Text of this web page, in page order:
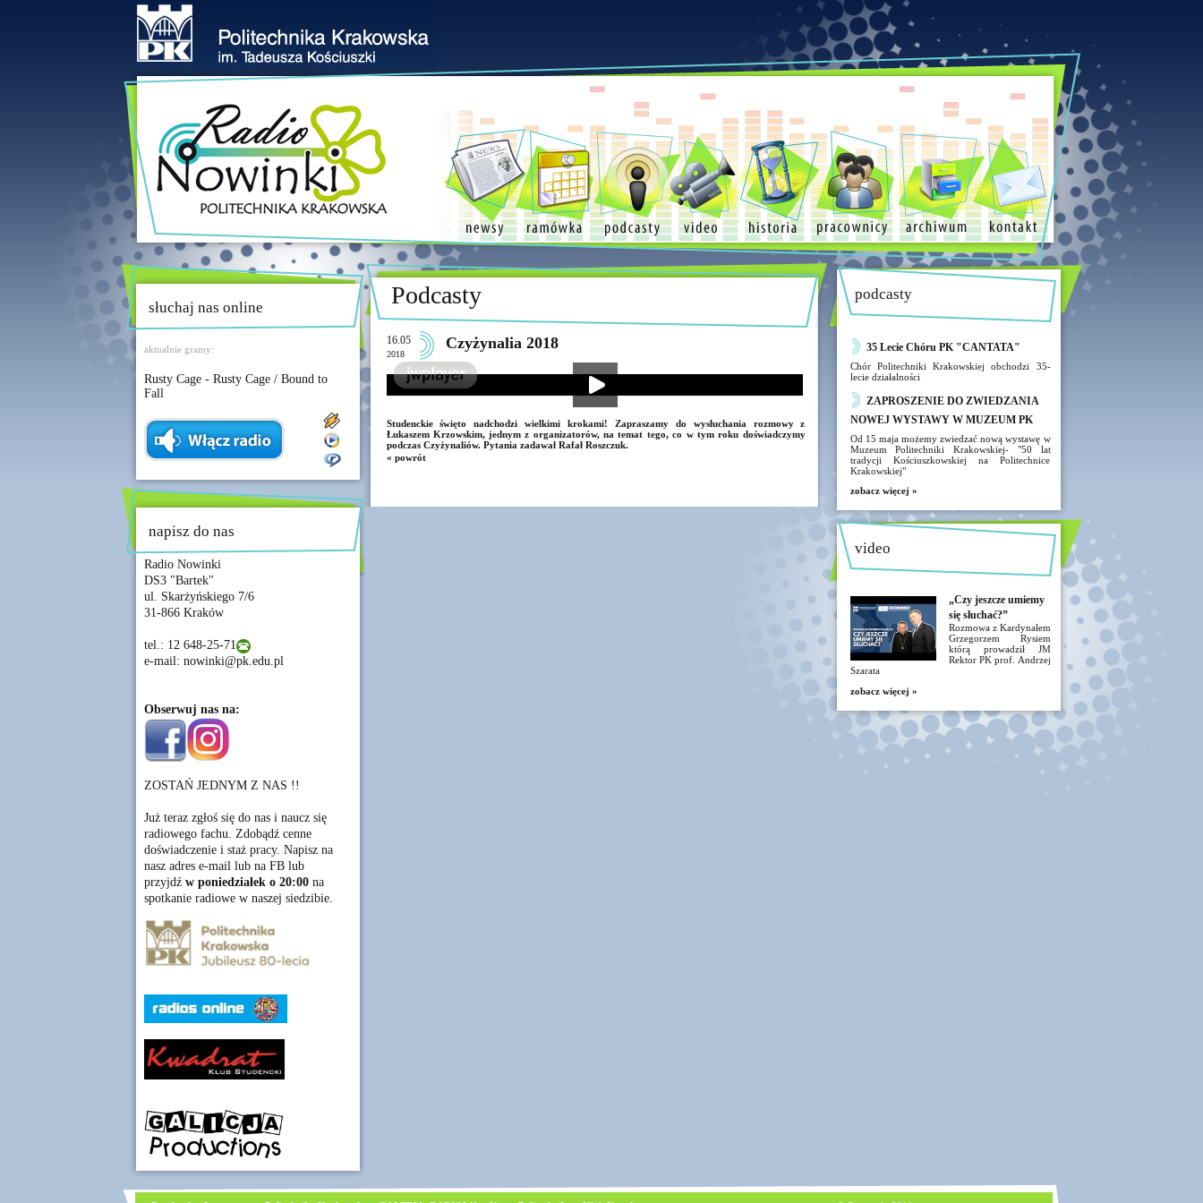
słuchaj nas online
aktualnie gramy:
Rusty Cage - Rusty Cage / Bound to
Fall
napisz do nas
Radio Nowinki
DS3 "Bartek"
ul. Skarżyńskiego 7/6
31-866 Kraków
tel.: 12 648-25-71
e-mail: nowinki@pk.edu.pl
Obserwuj nas na:
ZOSTAŃ JEDNYM Z NAS !!
Już teraz zgłoś się do nas i naucz się
radiowego fachu. Zdobądź cenne
doświadczenie i staż pracy. Napisz na
nasz adres e-mail lub na FB lub
przyjdź w poniedziałek o 20:00na
spotkanie radiowe w naszej siedzibie.
Podcasty
16.05
2018
Czyżynalia 2018
Studenckie święto nadchodzi wielkimi krokami! Zapraszamy do wysłuchania rozmowy z
Łukaszem Krzowskim, jednym z organizatorów, na temat tego, co w tym roku doświadczymy
podczas Czyżynaliów. Pytania zadawał Rafał Roszczuk.
« powrót
podcasty
35 Lecie Chóru PK "CANTATA"
Chór Politechniki Krakowskiej obchodzi 35-
lecie działalności
ZAPROSZENIE DO ZWIEDZANIA
NOWEJ WYSTAWY W MUZEUM PK
Od 15 maja możemy zwiedzać nową wystawę w
Muzeum Politechniki Krakowskiej- "50 lat
tradycji Kościuszkowskiej na Politechnice
Krakowskiej"
zobacz więcej »
video
„Czy jeszcze umiemy
się słuchać?”
Rozmowa z Kardynałem
Grzegorzem Rysiem
którą prowadził JM
Rektor PK prof. Andrzej
Szarata
zobacz więcej »